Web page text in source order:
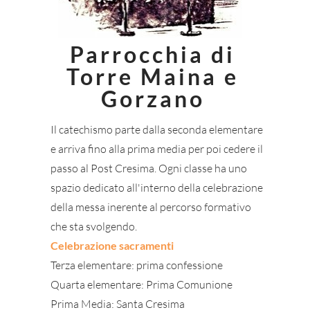
Il catechismo parte dalla seconda elementare
e arriva fino alla prima media per poi cedere il
passo al Post Cresima. Ogni classe ha uno
spazio dedicato all'interno della celebrazione
della messa inerente al percorso formativo
che sta svolgendo.
Celebrazione sacramenti
Terza elementare: prima confessione
Quarta elementare: Prima Comunione
Prima Media: Santa Cresima
Parrocchia di
Torre Maina e
Gorzano